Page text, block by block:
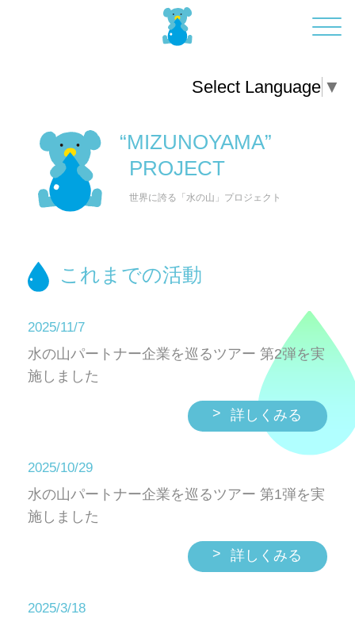
Select Language ▼
“MIZUNOYAMA”
PROJECT
世界に誇る「水の山」プロジェクト
これまでの活動
2025/11/7
水の山パートナー企業を巡るツアー 第2弾を実
施しました
> 詳しくみる
2025/10/29
水の山パートナー企業を巡るツアー 第1弾を実
施しました
> 詳しくみる
2025/3/18